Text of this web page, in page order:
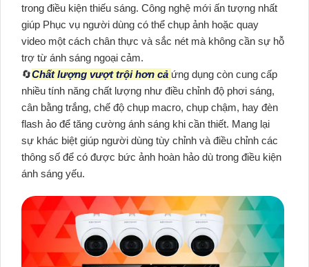
trong điều kiện thiếu sáng. Công nghệ mới ấn tượng nhất
giúp Phục vụ người dùng có thể chụp ảnh hoặc quay
video một cách chân thực và sắc nét mà không cần sự hỗ
trợ từ ánh sáng ngoại cảm.
🔄Chất lượng vượt trội hơn cả ứng dụng còn cung cấp
nhiều tính năng chất lượng như điều chỉnh độ phơi sáng,
cân bằng trắng, chế độ chụp macro, chụp chậm, hay đèn
flash ảo để tăng cường ánh sáng khi cần thiết. Mang lại
sự khác biệt giúp người dùng tùy chỉnh và điều chỉnh các
thông số để có được bức ảnh hoàn hảo dù trong điều kiện
ánh sáng yếu.